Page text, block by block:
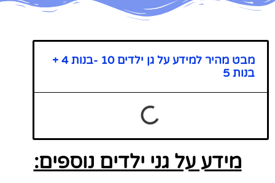
מבט מהיר למידע על גן ילדים 10 -בנות 4 +
בנות 5
מידע על גני ילדים נוספים: